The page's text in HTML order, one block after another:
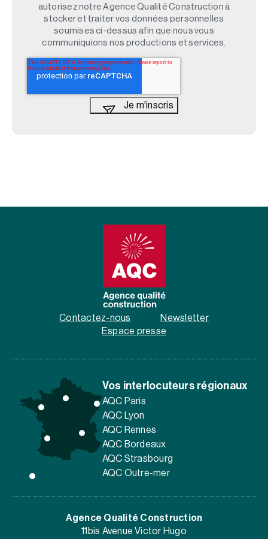
autorisez notre Agence Qualité Construction à
stocker et traiter vos données personnelles
soumises ci-dessus afin que nous vous
communiquions nos productions et services.
Contactez-nous
Newsletter
Espace presse
Vos interlocuteurs régionaux
AQC Paris
AQC Lyon
AQC Rennes
AQC Bordeaux
AQC Strasbourg
AQC Outre-mer
Agence Qualité Construction
11bis Avenue Victor Hugo